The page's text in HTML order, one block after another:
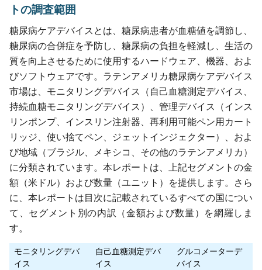
トの調査範囲
糖尿病ケアデバイスとは、糖尿病患者が血糖値を調節し、
糖尿病の合併症を予防し、糖尿病の負担を軽減し、生活の
質を向上させるために使用するハードウェア、機器、およ
びソフトウェアです。ラテンアメリカ糖尿病ケアデバイス
市場は、モニタリングデバイス（自己血糖測定デバイス、
持続血糖モニタリングデバイス）、管理デバイス（インス
リンポンプ、インスリン注射器、再利用可能ペン用カート
リッジ、使い捨てペン、ジェットインジェクター）、およ
び地域（ブラジル、メキシコ、その他のラテンアメリカ）
に分類されています。本レポートは、上記セグメントの金
額（米ドル）および数量（ユニット）を提供します。さら
に、本レポートは目次に記載されているすべての国につい
て、セグメント別の内訳（金額および数量）を網羅しま
す。
モニタリングデバ
イス
自己血糖測定デバ
イス
グルコメーターデ
バイス